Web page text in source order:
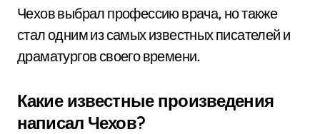
Чехов выбрал профессию врача, но также
стал одним из самых известных писателей и
драматургов своего времени.
Какие известные произведения
написал Чехов?